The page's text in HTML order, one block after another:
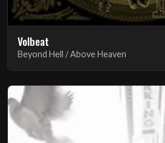
Volbeat
Beyond Hell / Above Heaven